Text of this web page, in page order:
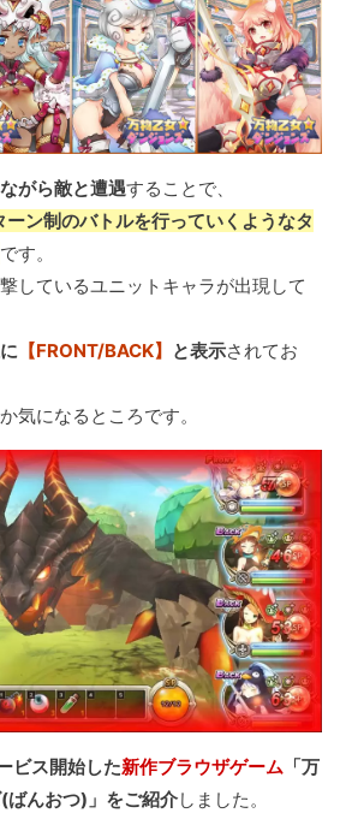
がら敵と遭遇することで、
ン制のバトルを行っていくようなタ
です。
しているユニットキャラが出現して
【FRONT/BACK】 と表示されてお
気になるところです。
ビス開始した新作ブラウザゲーム 「万
んおつ)」をご紹介しました。